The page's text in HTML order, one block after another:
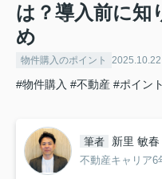
は？導入前に知
め
物件購入のポイント 2025.10.22
#物件購入 #不動産 #ポイント
筆者 新里 敏春
不動産キャリア6